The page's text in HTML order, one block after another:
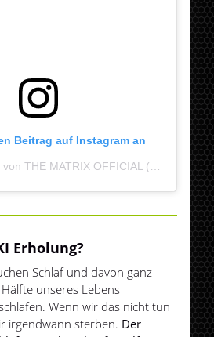
Beitrag auf Instagram an
Erholung?
Schlaf und davon ganz
unseres Lebens
Wenn wir das nicht tun
irgendwann sterben. Der